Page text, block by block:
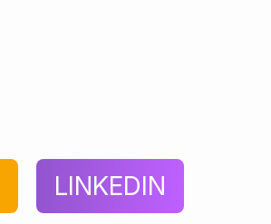
LINKEDIN